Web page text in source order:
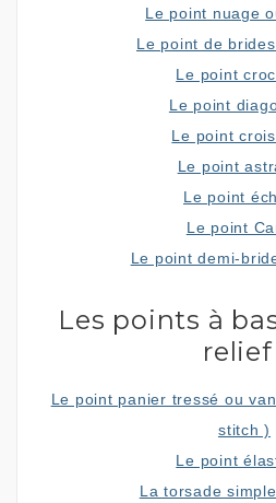
Le point nuage
Le point de
Le point
Le point
Le point
Le point
Le point
Le point
Le point demi-
Les points à
relief
Le point panier tressé ou
stitch )
Le point
La torsade